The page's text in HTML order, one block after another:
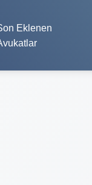
Eklenen